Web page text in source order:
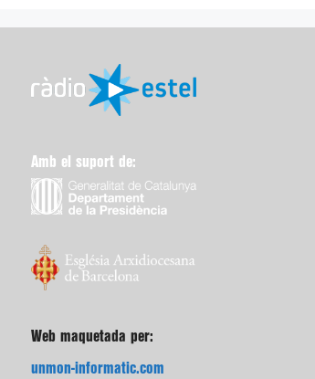
Amb el suport de:
Web maquetada per:
unmon-informatic.com